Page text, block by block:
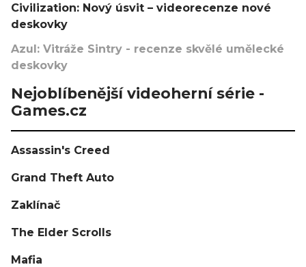
Civilization: Nový úsvit – videorecenze nové
deskovky
Azul: Vitráže Sintry - recenze skvělé umělecké
deskovky
Nejoblíbenější videoherní série -
Games.cz
Assassin's Creed
Grand Theft Auto
Zaklínač
The Elder Scrolls
Mafia